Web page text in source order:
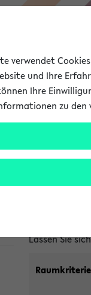
Im
Lassen Sie
verwendet
und Ihre
Ihre
zu den